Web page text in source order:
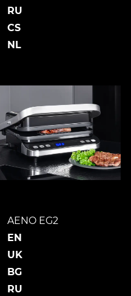
RU
CS
NL
AENO EG2
EN
UK
BG
RU